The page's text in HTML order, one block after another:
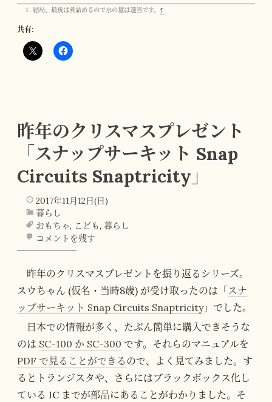
結局、最後は煮詰めるので水の量は適当です。 ↑
共有:
昨年のクリスマスプレゼント
「スナップサーキット Snap
Circuits Snaptricity」
2017年11月12日(日)
暮らし
おもちゃ, こども, 暮らし
コメントを残す
昨年のクリスマスプレゼントを振り返るシリーズ。
スウちゃん (仮名・当時8歳) が受け取ったのは「 スナ
ップサーキット Snap Circuits Snaptricity」でした。
日本での情報が多く、たぶん簡単に購入できそうな
のは SC-100 か SC-300 です。それらのマニュアルを
PDF で見ることができる ので、よく見てみました。す
るとトランジスタや、さらにはブラックボックス化し
ている IC までが部品にあることがわかりました。そ